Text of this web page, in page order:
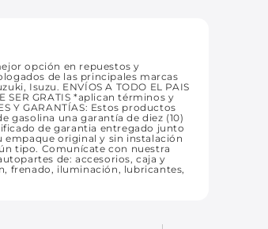
opción en repuestos y
de las principales marcas
Isuzu. ENVÍOS A TODO EL PAIS
GRATIS *aplican términos y
Y GARANTÍAS: Estos productos
gasolina una garantía de diez (10)
de garantia entregado junto
empaque original y sin instalación
tipo. Comunícate con nuestra
de: accesorios, caja y
frenado, iluminación, lubricantes,